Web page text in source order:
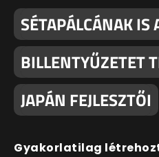
SÉTAPÁLCÁNAK IS
BILLENTYŰZETET
JAPÁN FEJLESZTŐI
Gyakorlatilag